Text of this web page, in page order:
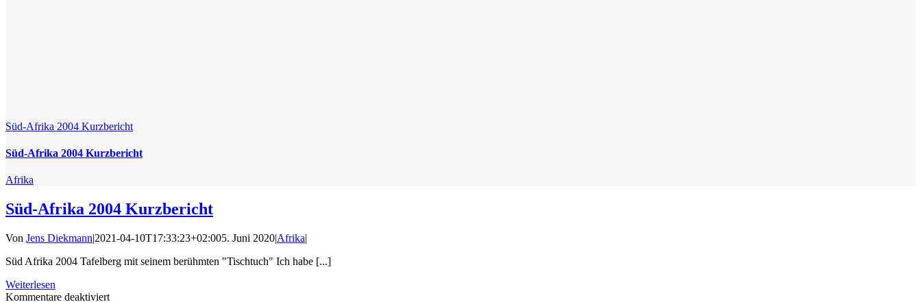
Süd-Afrika 2004 Kurzbericht
Süd-Afrika 2004 Kurzbericht
Afrika
Süd-Afrika 2004 Kurzbericht
Von Jens Diekmann|2021-04-10T17:33:23+02:005. Juni 2020|Afrika|
Süd Afrika 2004 Tafelberg mit seinem berühmten "Tischtuch" Ich habe [...]
Weiterlesen
Kommentare deaktiviertfür